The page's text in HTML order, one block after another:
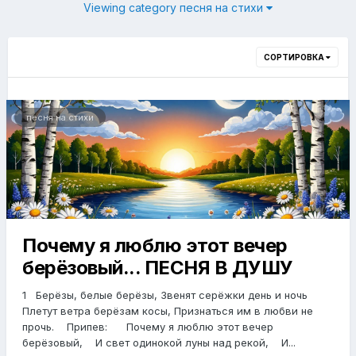
Viewing category песня на стихи
СОРТИРОВКА
песня на стихи
Почему я люблю этот вечер
берёзовый... ПЕСНЯ В ДУШУ
1 Берёзы, белые берёзы, Звенят серёжки день и ночь
Плетут ветра берёзам косы, Признаться им в любви не
прочь. Припев: Почему я люблю этот вечер
берёзовый, И свет одинокой луны над рекой, И...